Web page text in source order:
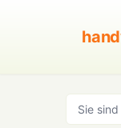
Sie